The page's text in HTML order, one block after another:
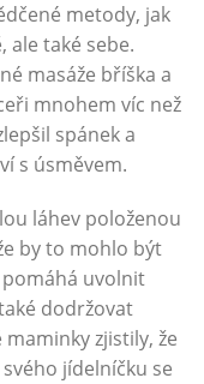
metody, jak
ale také sebe.
masáže bříška a
mnohem víc než
spánek a
s úsměvem.
láhev položenou
by to mohlo být
pomáhá uvolnit
dodržovat
zjistily, že
jídelníčku se